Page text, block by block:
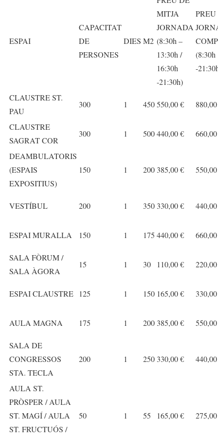
ESPAI
CAPACITAT
DE
PERSONES
DIES M2
MITJA
JORNADA
(8:30h –
13:30h /
16:30h
-21:30h)
(8:30h
-
CLAUSTRE ST.
PAU
300 1 450550,00 €
CLAUSTRE
SAGRAT COR
300 1 500440,00 €
DEAMBULATORIS
(ESPAIS
EXPOSITIUS)
150 1 200 385,00 €
VESTÍBUL 200 1 350 330,00 €
ESPAI MURALLA 150 1 175 440,00 €
SALA FÒRUM /
SALA ÀGORA
15 1 30 110,00 €
ESPAI CLAUSTRE 125 1 150 165,00 €
AULA MAGNA 175 1 200 385,00 €
SALA DE
CONGRESSOS
STA. TECLA
200 1 250 330,00 €
AULA ST.
PRÒSPER / AULA
ST. MAGÍ / AULA
ST. FRUCTUÓS /
50 1 55 165,00 €